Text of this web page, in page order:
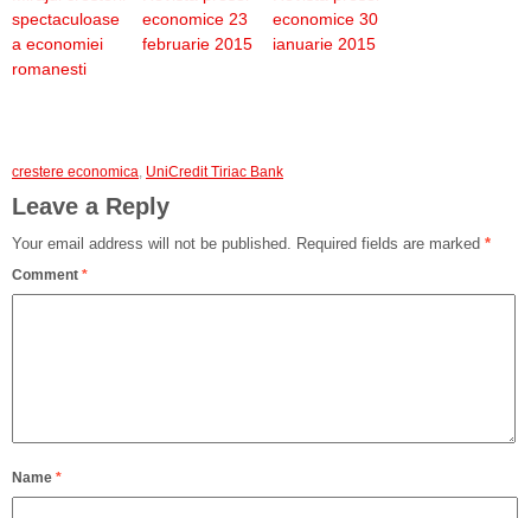
spectaculoase
a economiei
romanesti
economice 23
februarie 2015
economice 30
ianuarie 2015
crestere economica, UniCredit Tiriac Bank
Leave a Reply
Your email address will not be published. Required fields are marked *
Comment *
Name *